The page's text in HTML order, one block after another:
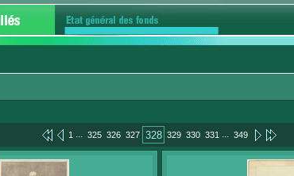
1 ... 325 326 327 328 329 330 331 ... 349